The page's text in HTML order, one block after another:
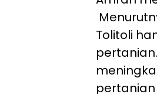
Tolitoli